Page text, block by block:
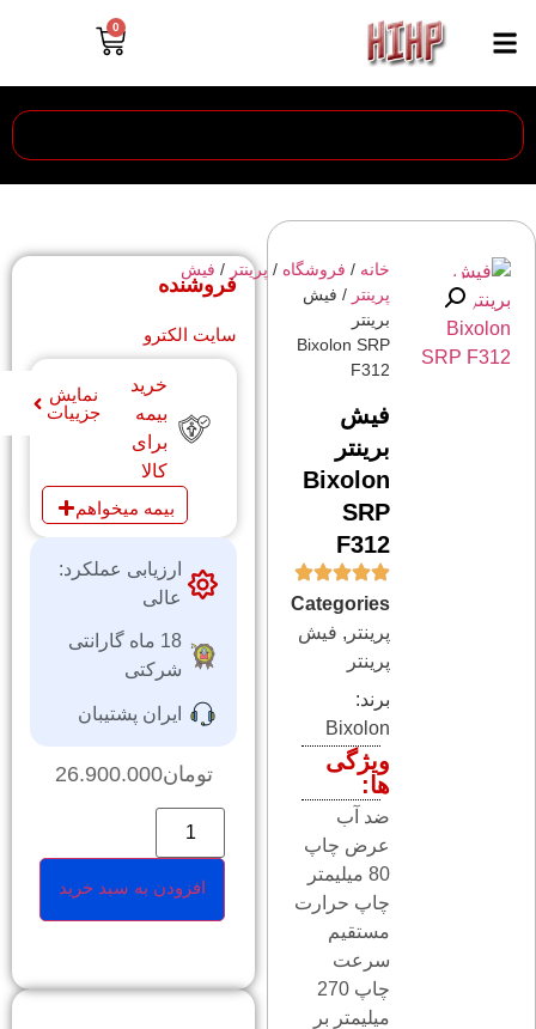
0
فروشنده
سایت الکترو
خرید
بیمه
برای
کالا
نمایش
جزییات
بیمه میخواهم
ارزیابی عملکرد:
عالی
18 ماه گارانتی
شرکتی
ایران پشتیبان
تومان26.900.000
افزودن به سبد خرید
خانه / فروشگاه / پرینتر / فیش
پرینتر / فیش
برینتر
Bixolon SRP
F312
فیش
برینتر
Bixolon
SRP
F312
Categories
پرینتر , فیش
پرینتر
برند:
Bixolon
ویژگی
ها:
ضد آب
عرض چاپ
80 میلیمتر
چاپ حرارت
مستقیم
سرعت
چاپ 270
میلیمتر بر